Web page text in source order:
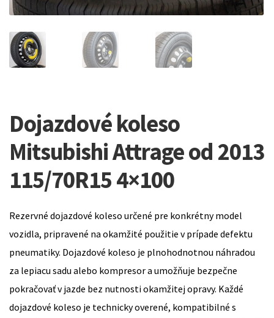
Dojazdové koleso
Mitsubishi Attrage od 2013
115/70R15 4×100
Rezervné dojazdové koleso určené pre konkrétny model
vozidla, pripravené na okamžité použitie v prípade defektu
pneumatiky. Dojazdové koleso je plnohodnotnou náhradou
za lepiacu sadu alebo kompresor a umožňuje bezpečne
pokračovať v jazde bez nutnosti okamžitej opravy. Každé
dojazdové koleso je technicky overené, kompatibilné s